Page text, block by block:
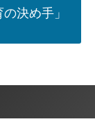
決め手」